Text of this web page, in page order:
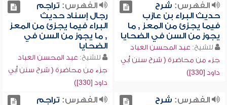
الفهرس: شرح
حديث البراء بن عازب
فيما يجزئ من المعز , ما
يجوز من السن في الضحايا
للشيخ: عبد المحسن العباد
جزء من محاضرة ( شرح سنن أبي
داود [330])
الفهرس: تراجم
رجال إسناد حديث
البراء فيما يجزئ من المعز
, ما يجوز من السن في
الضحايا
للشيخ: عبد المحسن العباد
جزء من محاضرة ( شرح سنن أبي
داود [330])
الفهرس: شرح
الفهرس: تراجم